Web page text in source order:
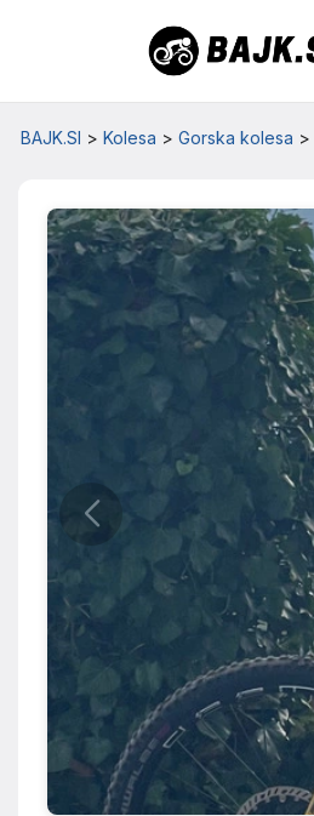
BAJK.SI > Kolesa > Gorska kolesa >